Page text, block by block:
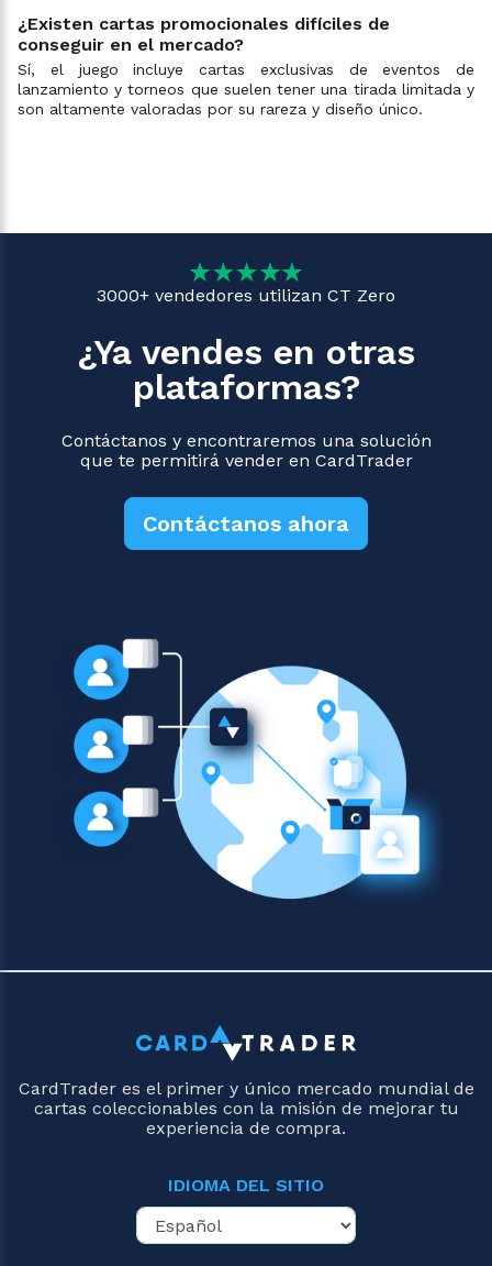
¿Existen cartas promocionales difíciles de
conseguir en el mercado?
Sí, el juego incluye cartas exclusivas de eventos de
lanzamiento y torneos que suelen tener una tirada limitada y
son altamente valoradas por su rareza y diseño único.
3000+ vendedores utilizan CT Zero
¿Ya vendes en otras
plataformas?
Contáctanos y encontraremos una solución
que te permitirá vender en CardTrader
Contáctanos ahora
CardTrader es el primer y único mercado mundial de
cartas coleccionables con la misión de mejorar tu
experiencia de compra.
IDIOMA DEL SITIO